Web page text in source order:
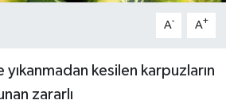
A- A+
kesilen karpuzların
zararlı